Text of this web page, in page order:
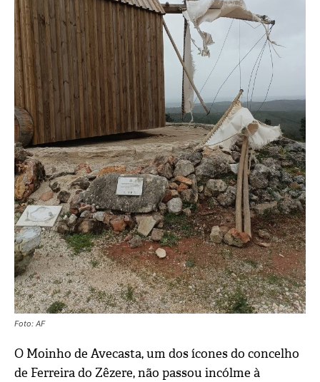
Foto: AF
O Moinho de Avecasta, um dos ícones do concelho
de Ferreira do Zêzere, não passou incólme à